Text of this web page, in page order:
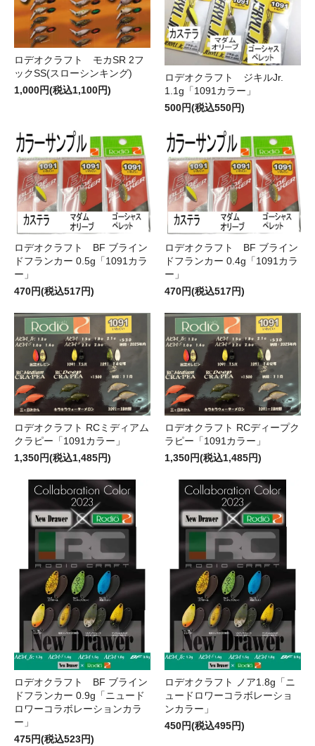
ロデオクラフト モカSR 2フ
ックSS(スローシンキング)
1,000円(税込1,100円)
ロデオクラフト ジキルJr.
1.1g「1091カラー」
500円(税込550円)
ロデオクラフト BF ブライン
ドフランカー 0.5g「1091カラ
ー」
470円(税込517円)
ロデオクラフト BF ブライン
ドフランカー 0.4g「1091カラ
ー」
470円(税込517円)
ロデオクラフト RCミディアム
クラピー「1091カラー」
1,350円(税込1,485円)
ロデオクラフト RCディープク
ラピー「1091カラー」
1,350円(税込1,485円)
ロデオクラフト BF ブライン
ドフランカー 0.9g「ニュード
ロワーコラボレーションカラ
ー」
475円(税込523円)
ロデオクラフト ノア1.8g「ニ
ュードロワーコラボレーショ
ンカラー」
450円(税込495円)